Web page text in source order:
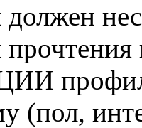
профиль
(пол,